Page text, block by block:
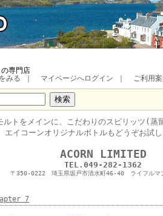
専門店
みる
マイページへログイン ご利用
ルトをメインに、 こだわりのスピリッツ(蒸
エイコーンオリジナルボトルもどうぞお試し
ACORN LIMITED
TEL.049-282-1362
〒350-0222 埼玉県坂戸市清水町46-40 ライフルマ
7